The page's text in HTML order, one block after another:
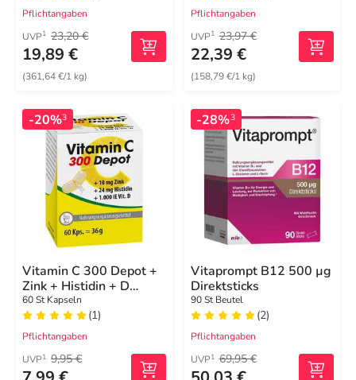
Pflichtangaben
UVP1 23,20 €
19,89 €
(361,64 €/1 kg)
Pflichtangaben
UVP1 23,97 €
22,39 €
(158,79 €/1 kg)
-20%3
Vitamin C 300 Depot +
Zink + Histidin + D
Kapseln
60 St Kapseln
(1)
Pflichtangaben
UVP1 9,95 €
-28%3
Vitaprompt B12 500 µg
Direktsticks
90 St Beutel
(2)
Pflichtangaben
UVP1 69,95 €